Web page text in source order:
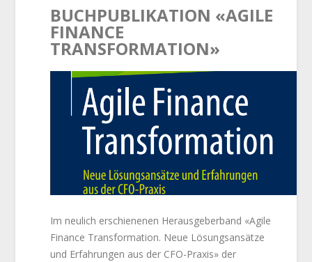
BUCHPUBLIKATION «AGILE
FINANCE
TRANSFORMATION»
Im neulich erschienenen Herausgeberband «Agile
Finance Transformation. Neue Lösungsansätze
und Erfahrungen aus der CFO-Praxis» der